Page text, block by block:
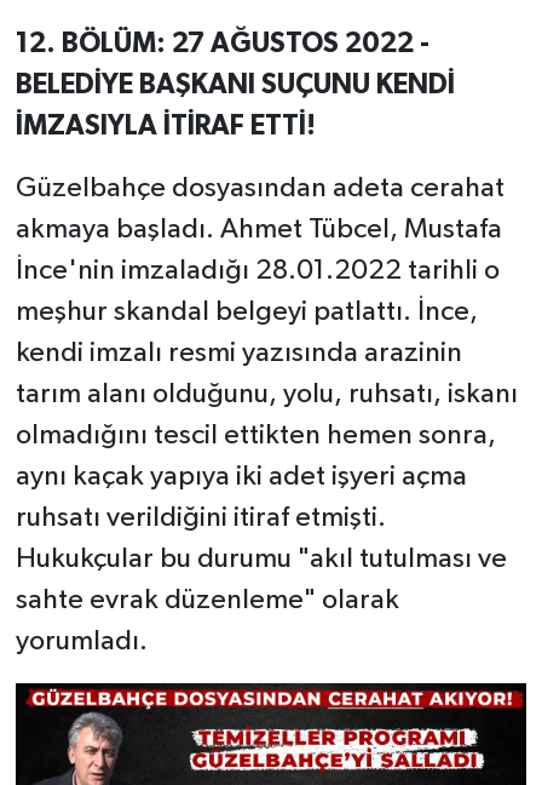
12. BÖLÜM: 27 AĞUSTOS 2022 -
BELEDİYE BAŞKANI SUÇUNU KENDİ
İMZASIYLA İTİRAF ETTİ!
Güzelbahçe dosyasından adeta cerahat
akmaya başladı. Ahmet Tübcel, Mustafa
İnce'nin imzaladığı 28.01.2022 tarihli o
meşhur skandal belgeyi patlattı. İnce,
kendi imzalı resmi yazısında arazinin
tarım alanı olduğunu, yolu, ruhsatı, iskanı
olmadığını tescil ettikten hemen sonra,
aynı kaçak yapıya iki adet işyeri açma
ruhsatı verildiğini itiraf etmişti.
Hukukçular bu durumu "akıl tutulması ve
sahte evrak düzenleme" olarak
yorumladı.